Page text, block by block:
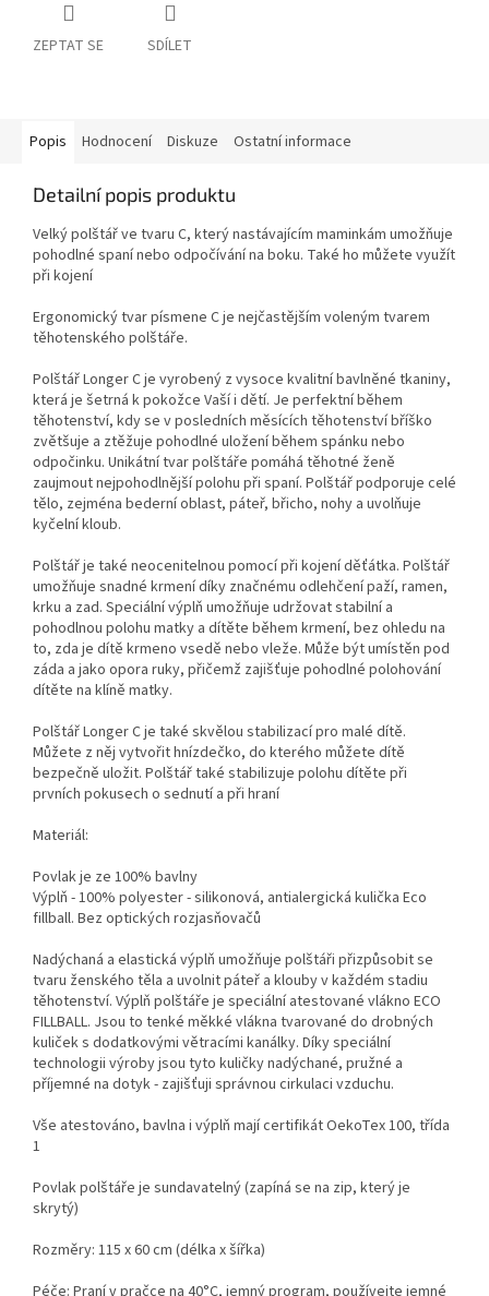
ZEPTAT SE SDÍLET
Popis Hodnocení Diskuze Ostatní informace
Detailní popis produktu
Velký polštář ve tvaru C, který nastávajícím maminkám umožňuje
pohodlné spaní nebo odpočívání na boku. Také ho můžete využít
při kojení
Ergonomický tvar písmene C je nejčastějším voleným tvarem
těhotenského polštáře.
Polštář Longer C je vyrobený z vysoce kvalitní bavlněné tkaniny,
která je šetrná k pokožce Vaší i dětí. Je perfektní během
těhotenství, kdy se v posledních měsících těhotenství bříško
zvětšuje a ztěžuje pohodlné uložení během spánku nebo
odpočinku. Unikátní tvar polštáře pomáhá těhotné ženě
zaujmout nejpohodlnější polohu při spaní. Polštář podporuje celé
tělo, zejména bederní oblast, páteř, břicho, nohy a uvolňuje
kyčelní kloub.
Polštář je také neocenitelnou pomocí při kojení děťátka. Polštář
umožňuje snadné krmení díky značnému odlehčení paží, ramen,
krku a zad. Speciální výplň umožňuje udržovat stabilní a
pohodlnou polohu matky a dítěte během krmení, bez ohledu na
to, zda je dítě krmeno vsedě nebo vleže. Může být umístěn pod
záda a jako opora ruky, přičemž zajišťuje pohodlné polohování
dítěte na klíně matky.
Polštář Longer C je také skvělou stabilizací pro malé dítě.
Můžete z něj vytvořit hnízdečko, do kterého můžete dítě
bezpečně uložit. Polštář také stabilizuje polohu dítěte při
prvních pokusech o sednutí a při hraní
Materiál:
Povlak je ze 100% bavlny
Výplň - 100% polyester - silikonová, antialergická kulička Eco
fillball. Bez optických rozjasňovačů
Nadýchaná a elastická výplň umožňuje polštáři přizpůsobit se
tvaru ženského těla a uvolnit páteř a klouby v každém stadiu
těhotenství. Výplň polštáře je speciální atestované vlákno ECO
FILLBALL. Jsou to tenké měkké vlákna tvarované do drobných
kuliček s dodatkovými větracími kanálky. Díky speciální
technologii výroby jsou tyto kuličky nadýchané, pružné a
příjemné na dotyk - zajišťuji správnou cirkulaci vzduchu.
Vše atestováno, bavlna i výplň mají certifikát OekoTex 100, třída
1
Povlak polštáře je sundavatelný (zapíná se na zip, který je
skrytý)
Rozměry: 115 x 60 cm (délka x šířka)